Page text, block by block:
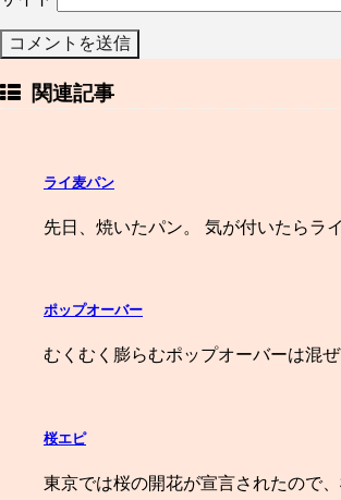
関連記事
ライ麦パン
先日、焼いたパン。 気が付いたらラ
ポップオーバー
むくむく膨らむポップオーバーは混
桜エピ
東京では桜の開花が宣言されたので